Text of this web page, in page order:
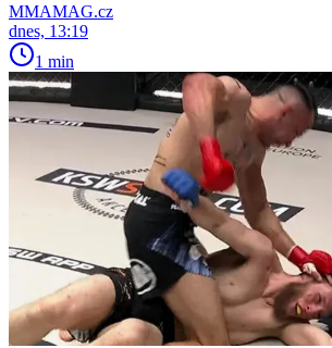
MMAMAG.cz
dnes, 13:19
1 min